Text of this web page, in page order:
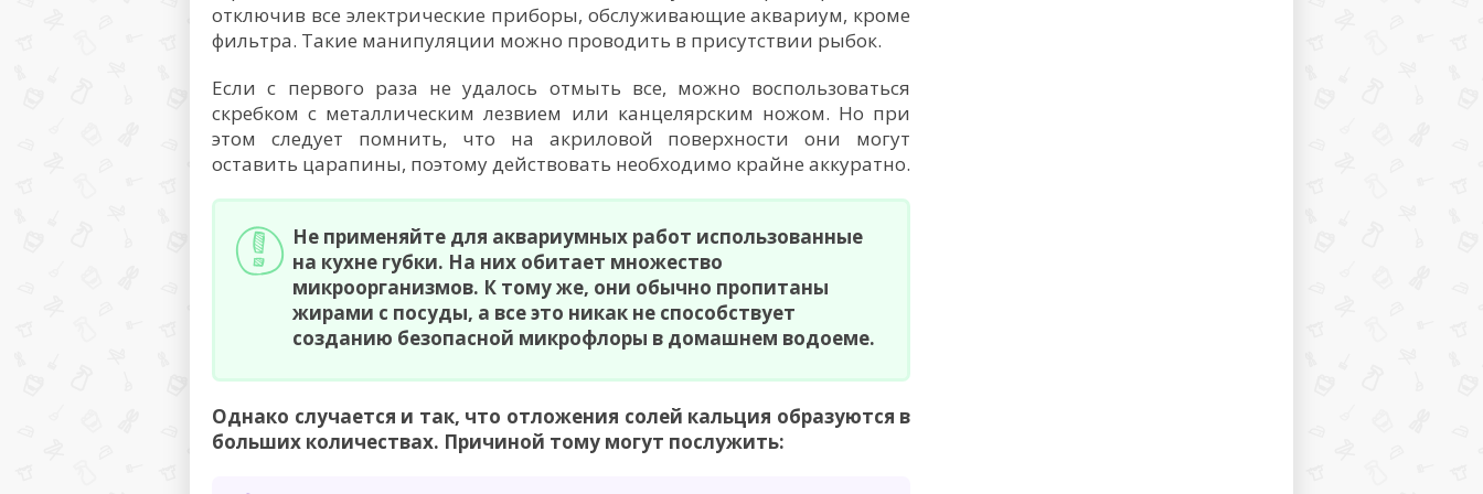
отключив все электрические приборы, обслуживающие аквариум, кроме
фильтра. Такие манипуляции можно проводить в присутствии рыбок.
Если с первого раза не удалось отмыть все, можно воспользоваться
скребком с металлическим лезвием или канцелярским ножом. Но при
этом следует помнить, что на акриловой поверхности они могут
оставить царапины, поэтому действовать необходимо крайне аккуратно.
Не применяйте для аквариумных работ использованные
на кухне губки. На них обитает множество
микроорганизмов. К тому же, они обычно пропитаны
жирами с посуды, а все это никак не способствует
созданию безопасной микрофлоры в домашнем водоеме.
Однако случается и так, что отложения солей кальция образуются в
больших количествах. Причиной тому могут послужить: